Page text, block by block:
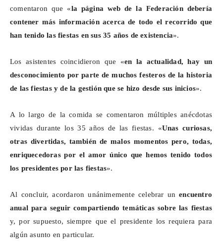
comentaron que «la página web de la Federación debería
contener más información acerca de todo el recorrido que
han tenido las fiestas en sus 35 años de existencia».
Los asistentes coincidieron que «en la actualidad, hay un
desconocimiento por parte de muchos festeros de la historia
de las fiestas y de la gestión que se hizo desde sus inicios».
A lo largo de la comida se comentaron múltiples anécdotas
vividas durante los 35 años de las fiestas. «Unas curiosas,
otras divertidas, también de malos momentos pero, todas,
enriquecedoras por el amor único que hemos tenido todos
los presidentes por las fiestas».
Al concluir, acordaron unánimemente celebrar unencuentro
anual para seguir compartiendo temáticas sobre las fiestas
y, por supuesto, siempre que el presidente los requiera para
algún asunto en particular.